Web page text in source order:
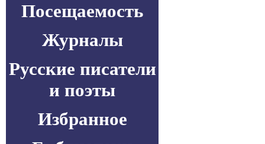
Посещаемость
Журналы
Русские писатели
и поэты
Избранное